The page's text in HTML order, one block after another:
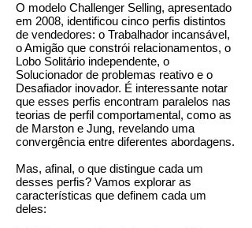
O modelo Challenger Selling, apresentado
em 2008, identificou cinco perfis distintos
de vendedores: o Trabalhador incansável,
o Amigão que constrói relacionamentos, o
Lobo Solitário independente, o
Solucionador de problemas reativo e o
Desafiador inovador. É interessante notar
que esses perfis encontram paralelos nas
teorias de perfil comportamental, como as
de Marston e Jung, revelando uma
convergência entre diferentes abordagens.
Mas, afinal, o que distingue cada um
desses perfis? Vamos explorar as
características que definem cada um
deles: